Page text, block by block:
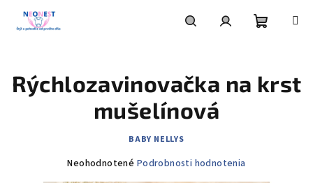
obsah
košík
Rýchlozavinovačka na krst
mušelínová
BABY NELLYS
Priemerné
Neohodnotené Podrobnosti hodnotenia